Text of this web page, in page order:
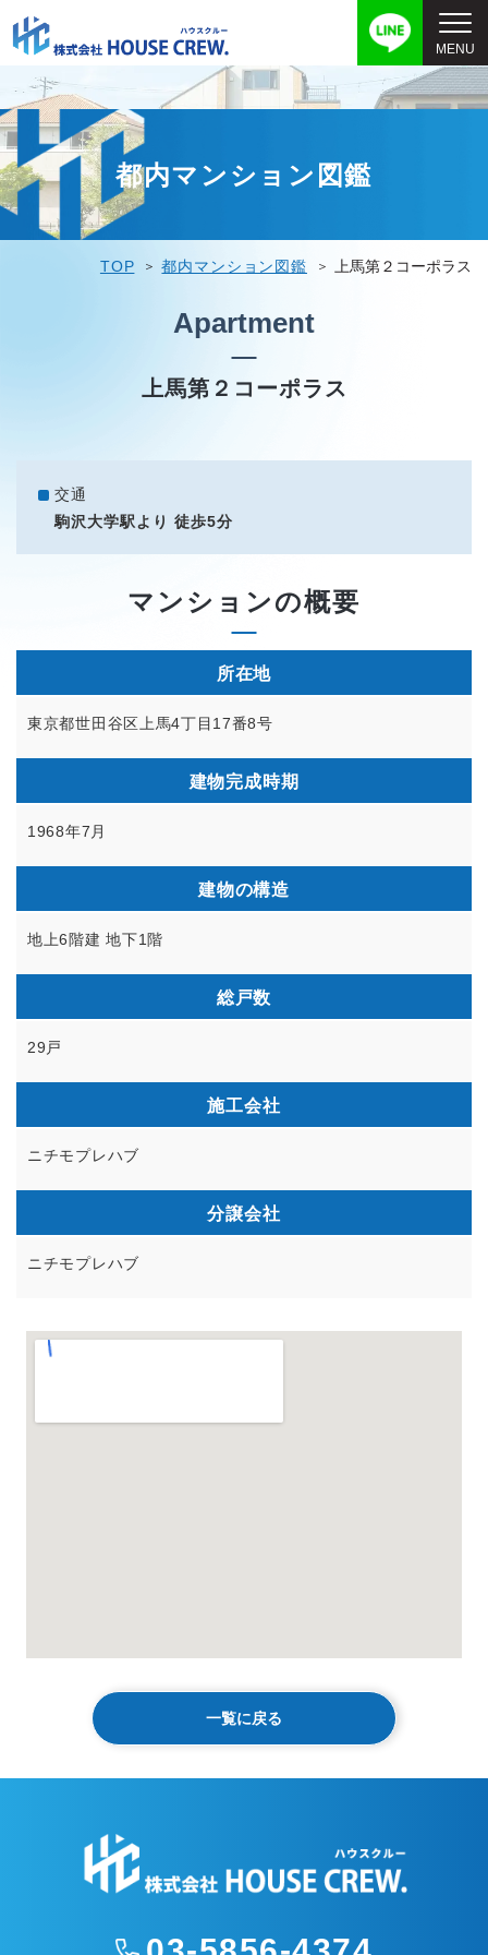
都内マンション図鑑
TOP 都内マンション図鑑 上馬第２コーポラス
Apartment
上馬第２コーポラス
交通
駒沢大学駅より 徒歩5分
マンションの概要
所在地
東京都世田谷区上馬4丁目17番8号
建物完成時期
1968年7月
建物の構造
地上6階建 地下1階
総戸数
29戸
施工会社
ニチモプレハブ
分譲会社
ニチモプレハブ
一覧に戻る